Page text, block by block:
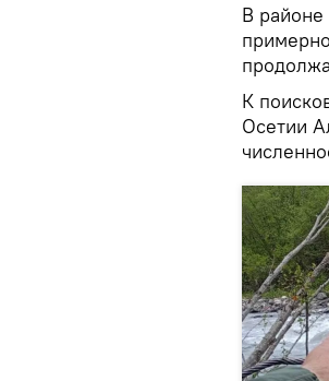
В районе
К
Осетии